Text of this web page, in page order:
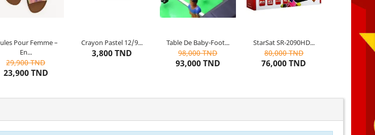
Pour Femme –
En...
29,900 TND
23,900 TND
article restant Crayon Pastel 12/9...
3,800 TND
Rupture de stock Table De Baby-Foot...
98,000 TND
93,000 TND
Rupture de stock StarSat SR-2090HD...
80,000 TND
76,000 TND
3articles restants